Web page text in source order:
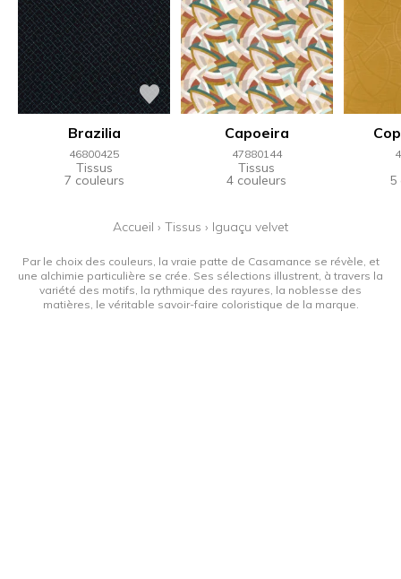
Brazilia
46800425
Tissus
7 couleurs
Capoeira
47880144
Tissus
4 couleurs 5
Accueil › Tissus › Iguaçu velvet
Par le choix des couleurs, la vraie patte de Casamance se révèle, et
une alchimie particulière se crée. Ses sélections illustrent, à travers la
variété des motifs, la rythmique des rayures, la noblesse des
matières, le véritable savoir-faire coloristique de la marque.